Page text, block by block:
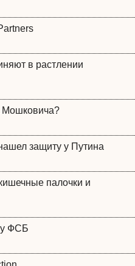
в растлении
Мошковича?
защиту у Путина
палочки и
у ФСБ